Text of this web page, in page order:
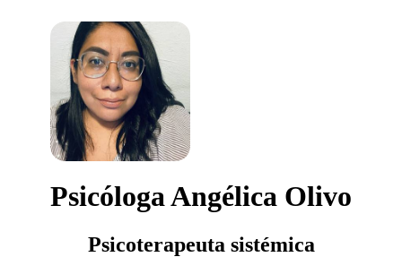
Psicóloga Angélica Olivo
Psicoterapeuta sistémica